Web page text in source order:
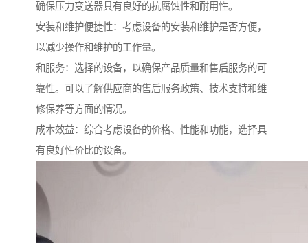
确保压力变送器具有良好的抗腐蚀性和耐用性。
安装和维护便捷性：考虑设备的安装和维护是否方便，
以减少操作和维护的工作量。
和服务：选择的设备，以确保产品质量和售后服务的可
靠性。可以了解供应商的售后服务政策、技术支持和维
修保养等方面的情况。
成本效益：综合考虑设备的价格、性能和功能，选择具
有良好性价比的设备。